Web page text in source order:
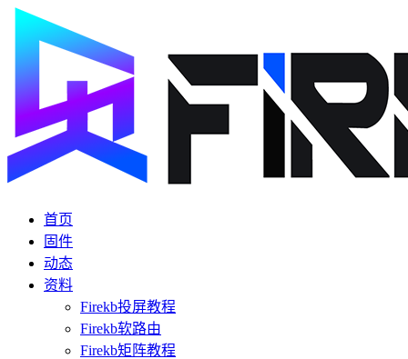
首页
固件
动态
资料
Firekb投屏教程
Firekb软路由
Firekb矩阵教程